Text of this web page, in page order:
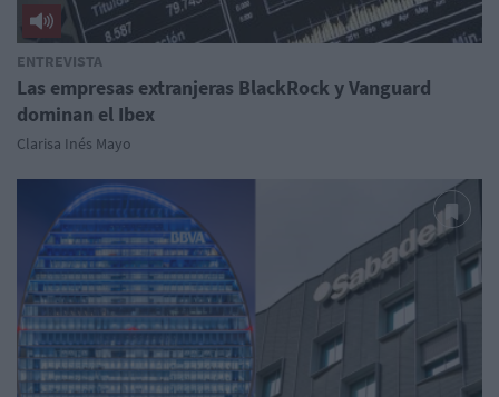
ENTREVISTA
Las empresas extranjeras BlackRock y Vanguard
dominan el Ibex
Clarisa Inés Mayo